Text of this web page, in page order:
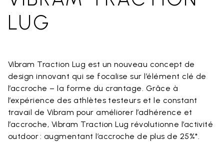
LUG
Vibram Traction Lug est un nouveau concept de
design innovant qui se focalise sur l’élément clé de
l’accroche – la forme du crantage. Grâce à
l’expérience des athlètes testeurs et le constant
travail de Vibram pour améliorer l’adhérence et
l’accroche, Vibram Traction Lug révolutionne l’activité
outdoor : augmentant l’accroche de plus de 25%*.